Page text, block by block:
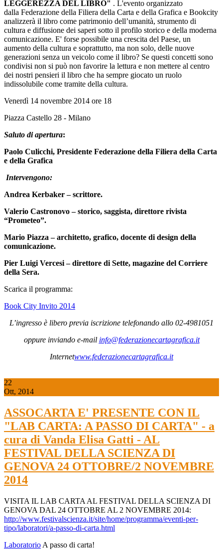
LEGGEREZZA DEL LIBRO" . L'evento organizzato
dalla Federazione della Filiera della Carta e della Grafica e Bookcity
analizzerà il libro come patrimonio dell’umanità, strumento di
cultura e diffusione dei saperi sotto il profilo storico e della moderna
comunicazione. E' forse possibile una crescita del Paese, un
aumento della cultura e soprattutto, ma non solo, delle nuove
generazioni senza un veicolo come il libro? Se questi concetti sono
condivisi non si può non favorire la lettura e non mettere al centro
dei nostri pensieri il libro che ha sempre giocato un ruolo
indissolubile come tramite della cultura.
Venerdì 14 novembre 2014 ore 18
Piazza Castello 28 - Milano
Saluto di apertura:
Paolo Culicchi, Presidente Federazione della Filiera della Carta
e della Grafica
Intervengono:
Andrea Kerbaker – scrittore.
Valerio Castronovo– storico, saggista, direttore rivista
“Prometeo”.
Mario Piazza – architetto, grafico, docente di design della
comunicazione.
Pier Luigi Vercesi – direttore di Sette, magazine del Corriere
della Sera.
Scarica il programma:
Book City Invito 2014
L’ingresso è libero previa iscrizione telefonando allo 02-4981051
oppure inviando e-mail info@federazionecartagrafica.it
Internetwww.federazionecartagrafica.it
22
Ott, 2014
ASSOCARTA E' PRESENTE CON IL
"LAB CARTA: A PASSO DI CARTA" - a
cura di Vanda Elisa Gatti - AL
FESTIVAL DELLA SCIENZA DI
GENOVA 24 OTTOBRE/2 NOVEMBRE
2014
VISITA IL LAB CARTA AL FESTIVAL DELLA SCIENZA DI
GENOVA DAL 24 OTTOBRE AL 2 NOVEMBRE 2014:
http://www.festivalscienza.it/site/home/programma/eventi-per-
tipo/laboratori/a-passo-di-carta.html
Laboratorio A passo di carta!